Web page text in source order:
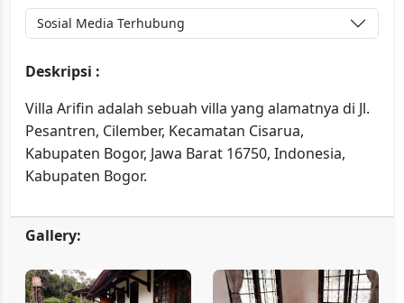
Sosial Media Terhubung
Deskripsi :
Villa Arifin adalah sebuah villa yang alamatnya di Jl.
Pesantren, Cilember, Kecamatan Cisarua,
Kabupaten Bogor, Jawa Barat 16750, Indonesia,
Kabupaten Bogor.
Gallery: